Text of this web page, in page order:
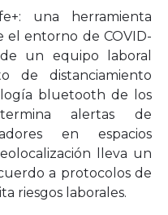
una herramienta
el entorno de COVID-
un equipo laboral
de distanciamiento
bluetooth de los
alertas de
en espacios
lleva un
a protocolos de
riesgos laborales.